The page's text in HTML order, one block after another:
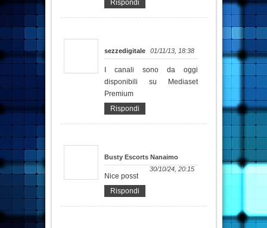
Rispondi
sezzedigitale 01/11/13, 18:38
I canali sono da oggi
disponibili su Mediaset
Premium
Rispondi
Busty Escorts Nanaimo
30/10/24, 20:15
Nice posst
Rispondi